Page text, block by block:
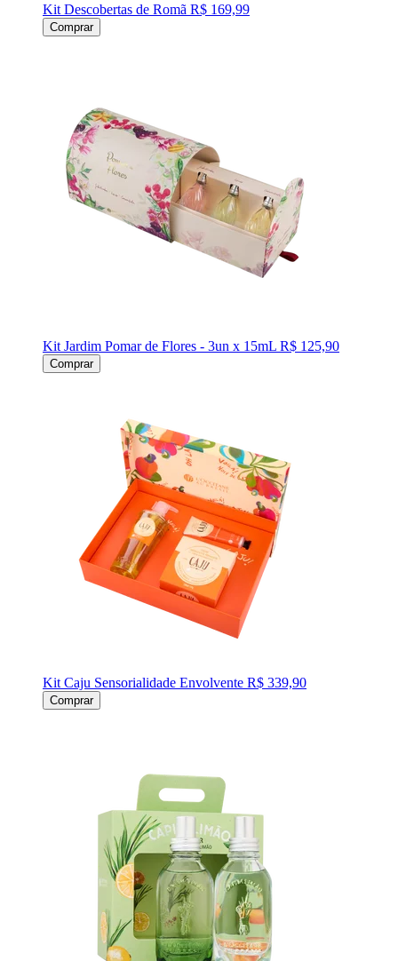
Kit Descobertas de Romã R$ 169,99
Comprar
Kit Jardim Pomar de Flores - 3un x 15mL R$ 125,90
Comprar
Kit Caju Sensorialidade Envolvente R$ 339,90
Comprar